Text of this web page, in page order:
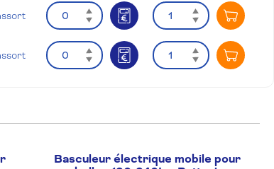
Quantité Quantité
Ajouter
Quantité Quantité
Ajouter
Basculeur électrique mobile pour